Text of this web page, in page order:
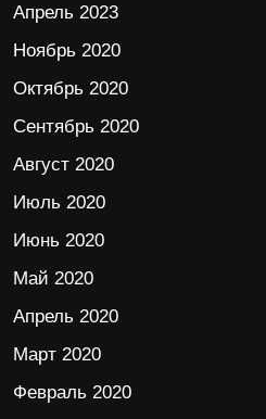
Апрель 2023
Ноябрь 2020
Октябрь 2020
Сентябрь 2020
Август 2020
Июль 2020
Июнь 2020
Май 2020
Апрель 2020
Март 2020
Февраль 2020